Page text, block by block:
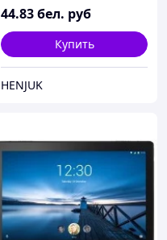
44.83бел. руб
Купить
HENJUK